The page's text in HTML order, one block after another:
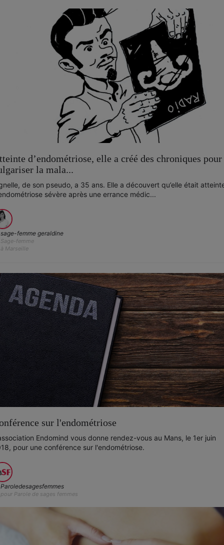
d’endométriose, elle a créé des chroniques pour
la mala...
de son pseudo, a 35 ans. Elle a découvert qu’elle était
sévère après une errance médic...
sage-femme geraldine
Sage-femme
à Marseille
sur l'endométriose
Endomind vous donne rendez-vous au Mans, le 1er juin
pour une conférence sur l'endométriose.
Paroledesagesfemmes
pour Parole de sages femmes